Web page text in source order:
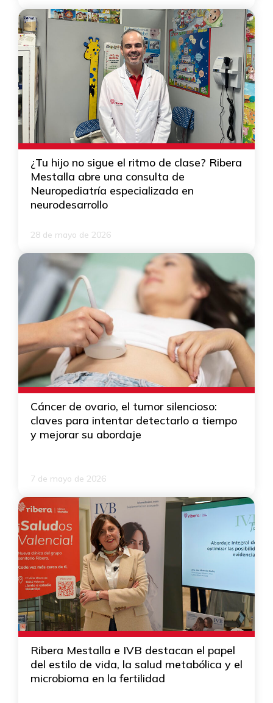
¿Tu hijo no sigue el ritmo de clase? Ribera
Mestalla abre una consulta de
Neuropediatría especializada en
neurodesarrollo
28 de mayo de 2026
Cáncer de ovario, el tumor silencioso:
claves para intentar detectarlo a tiempo
y mejorar su abordaje
7 de mayo de 2026
Ribera Mestalla e IVB destacan el papel
del estilo de vida, la salud metabólica y el
microbioma en la fertilidad